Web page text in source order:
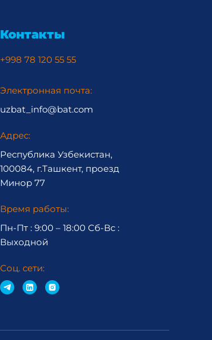
Контакты
+998 78 120 55 55
Электронная почта:
uzbat_info@bat.com
Адрес:
Республика Узбекистан,
100084, г.Ташкент, проезд
Минор 77
Время работы:
Пн-Пт : 9:00 – 18:00 Сб-Вc :
Выходной
Соц. сети: